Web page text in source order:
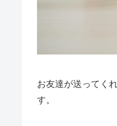
お友達が送ってく
す。